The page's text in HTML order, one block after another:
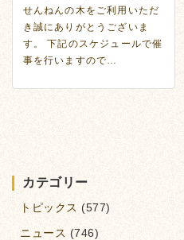
せんねんの木をご利用いただ
き誠にありがとうございま
す。 下記のスケジュールで催
事を行いますので…
カテゴリー
トピックス (577)
ニュース (746)